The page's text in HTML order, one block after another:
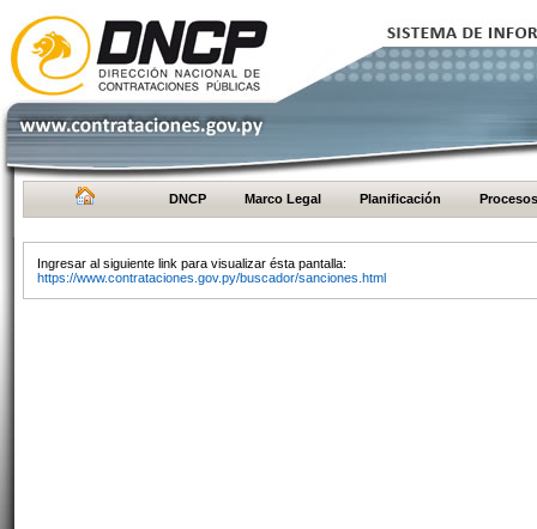
DNCP Marco Legal Planificación Procesos
Ingresar al siguiente link para visualizar ésta pantalla:
https://www.contrataciones.gov.py/buscador/sanciones.html